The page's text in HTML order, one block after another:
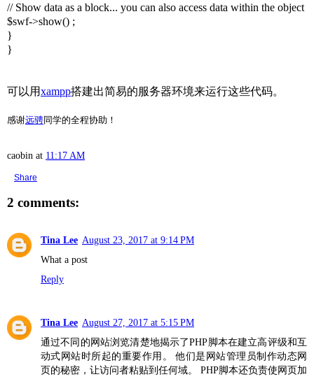
// Show data as a block... you can also access data within the object
$swf->show() ;
}
}
可以用xampp搭建出简易的服务器环境来运行这些代码。
感谢远骋同学的全程协助！
caobin at 11:17 AM
Share
2 comments:
Tina Lee August 23, 2017 at 9:14 PM
What a post
Reply
Tina Lee August 27, 2017 at 5:15 PM
通过不同的网站浏览清楚地揭示了PHP脚本在建立高评级和互
动式网站时所起的重要作用。 他们是网站管理员制作动态网
页的秘密，让访问者粘贴到任何域。 PHP脚本还负责使网页加